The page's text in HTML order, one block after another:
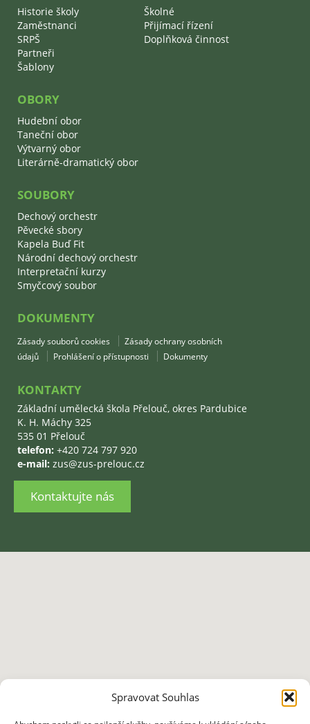
Spravovat Souhlas
Historie školy
Zaměstnanci
SRPŠ
Partneři
Šablony
Školné
Přijímací řízení
Doplňková činnost
OBORY
Hudební obor
Taneční obor
Výtvarný obor
Literárně-dramatický obor
SOUBORY
Dechový orchestr
Pěvecké sbory
Kapela Buď Fit
Národní dechový orchestr
Interpretační kurzy
Smyčcový soubor
DOKUMENTY
Zásady souborů cookies
Zásady ochrany osobních
údajů
Prohlášení o přístupnosti Dokumenty
KONTAKTY
Základní umělecká škola Přelouč, okres Pardubice
K. H. Máchy 325
535 01 Přelouč
telefon: +420 724 797 920
e-mail: zus@zus-prelouc.cz
Kontaktujte nás